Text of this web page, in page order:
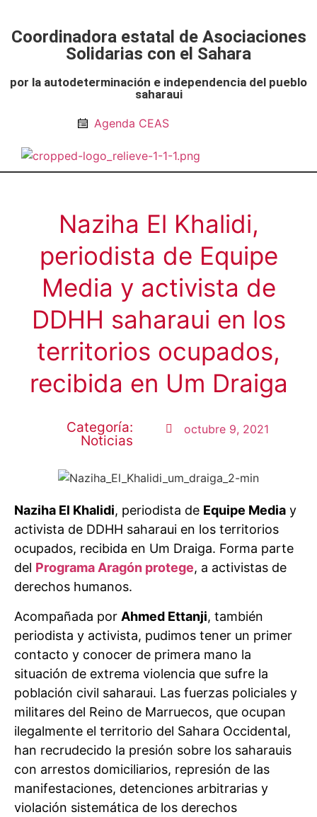
Coordinadora estatal de Asociaciones
Solidarias con el Sahara
por la autodeterminación e independencia del pueblo
saharaui
Agenda CEAS
Naziha El Khalidi,
periodista de Equipe
Media y activista de
DDHH saharaui en los
territorios ocupados,
recibida en Um Draiga
Categoría:
Noticias
octubre 9, 2021
Naziha El Khalidi, periodista de Equipe Media y
activista de DDHH saharaui en los territorios
ocupados, recibida en Um Draiga. Forma parte
del Programa Aragón protege, a activistas de
derechos humanos.
Acompañada por Ahmed Ettanji, también
periodista y activista, pudimos tener un primer
contacto y conocer de primera mano la
situación de extrema violencia que sufre la
población civil saharaui. Las fuerzas policiales y
militares del Reino de Marruecos, que ocupan
ilegalmente el territorio del Sahara Occidental,
han recrudecido la presión sobre los saharauis
con arrestos domiciliarios, represión de las
manifestaciones, detenciones arbitrarias y
violación sistemática de los derechos